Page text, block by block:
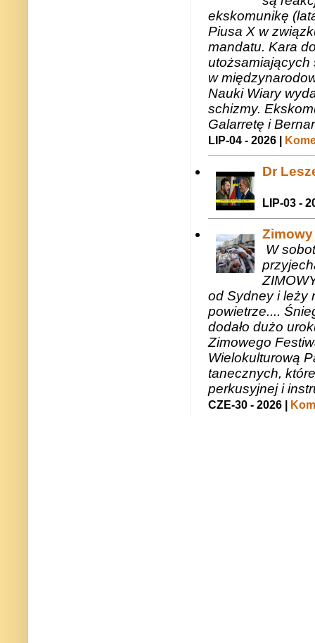
ekskomunikę
Piusa X w
mandatu. Kara
utożsamiających
w
Nauki Wiary
schizmy.
Galarretę i
LIP-04 - 2026 |
Dr
LIP-03 -
W
od Sydney i leży
powietrze....
dodało dużo
Zimowego
Wielokulturową
tanecznych,
perkusyjnej i
CZE-30 - 2026 |